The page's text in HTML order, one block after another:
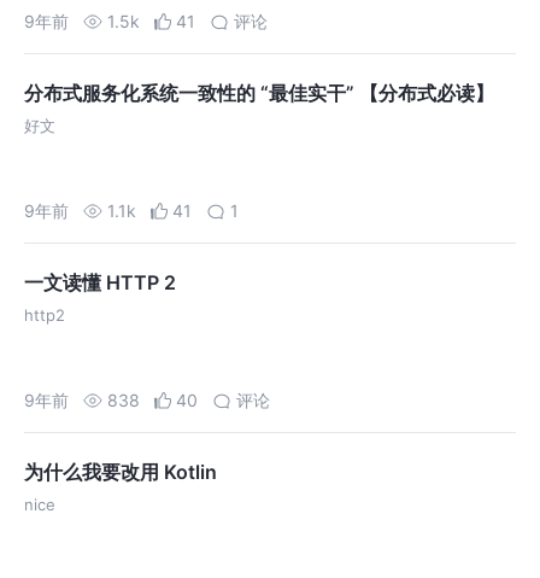
9年前 1.5k 41 评论
分布式服务化系统一致性的 “最佳实干” 【分布式必读】
好文
9年前 1.1k 41 1
一文读懂 HTTP 2
http2
9年前 838 40 评论
为什么我要改用 Kotlin
nice